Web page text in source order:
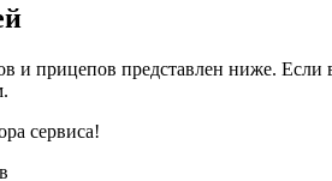
и прицепов представлен ниже.
сервиса!